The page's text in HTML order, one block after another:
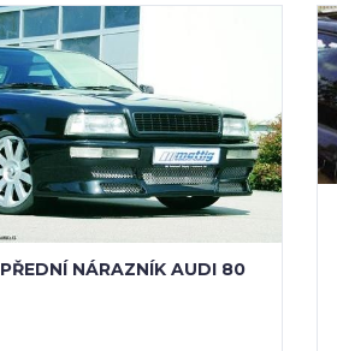
PŘEDNÍ NÁRAZNÍK AUDI 80